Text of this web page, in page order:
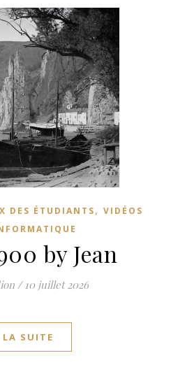
DES ÉTUDIANTS, VIDÉOS
by Jean
/ 10 juillet 2026
LA SUITE